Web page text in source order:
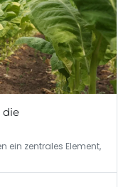
die
ein zentrales Element,